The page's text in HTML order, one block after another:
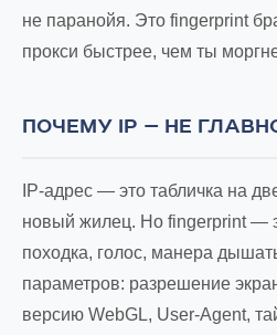
не паранойя. Это fingerprint
прокси быстрее, чем ты
ПОЧЕМУ IP — НЕ
IP-адрес — это табличка на
новый жилец. Но fingerprint —
походка, голос, манера
параметров: разрешение
версию WebGL, User-Agent,